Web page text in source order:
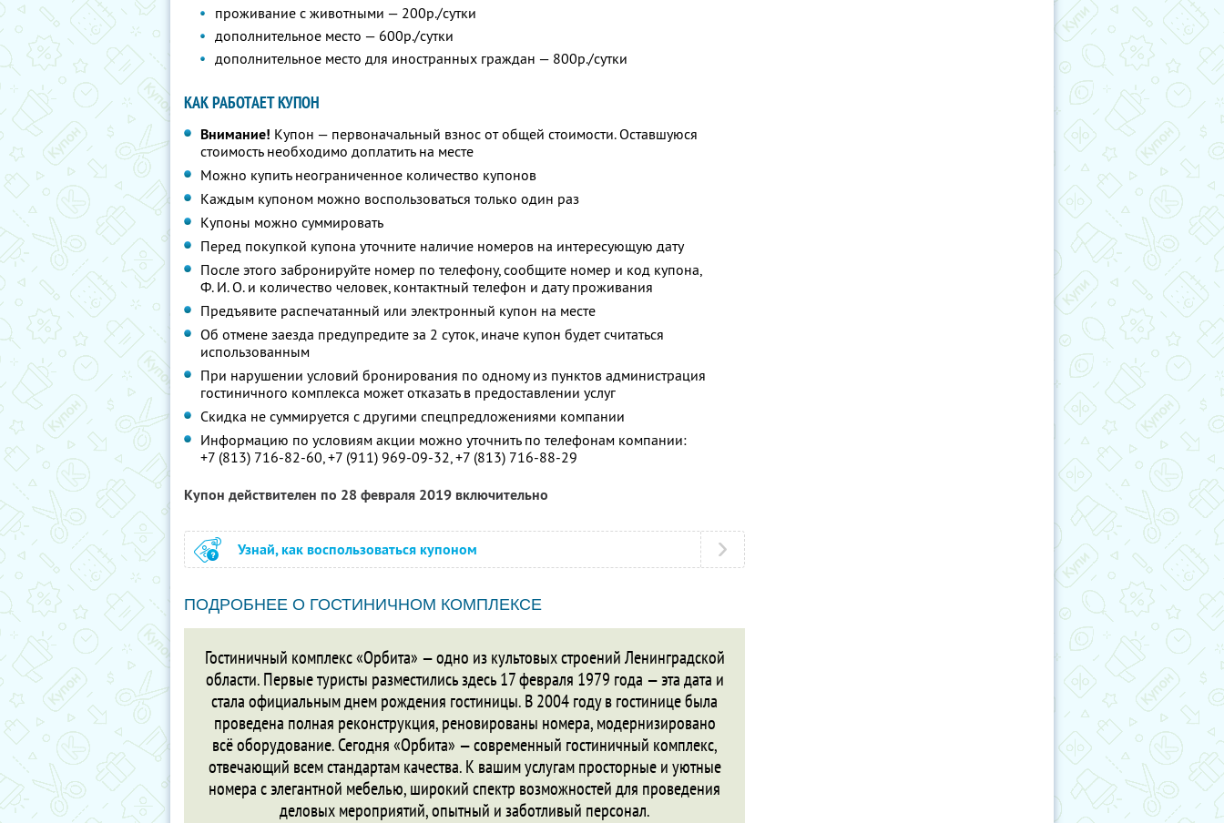
проживание с животными — 200р./сутки
дополнительное место — 600р./сутки
дополнительное место для иностранных граждан — 800р./сутки
КАК РАБОТАЕТ КУПОН
Внимание! Купон — первоначальный взнос от общей стоимости. Оставшуюся
стоимость необходимо доплатить на месте
Можно купить неограниченное количество купонов
Каждым купоном можно воспользоваться только один раз
Купоны можно суммировать
Перед покупкой купона уточните наличие номеров на интересующую дату
После этого забронируйте номер по телефону, сообщите номер и код купона,
Ф. И. О.и количество человек, контактный телефон и дату проживания
Предъявите распечатанный или электронный купон на месте
Об отмене заезда предупредите за 2 суток, иначе купон будет считаться
использованным
При нарушении условий бронирования по одному из пунктов администрация
гостиничного комплекса может отказать в предоставлении услуг
Скидка не суммируется с другими спецпредложениями компании
Информацию по условиям акции можно уточнить по телефонам компании:
+7 (813) 716-82-60, +7 (911) 969-09-32, +7 (813) 716-88-29
Купон действителен по 28 февраля 2019 включительно
Узнай, как воспользоваться купоном
ПОДРОБНЕЕ О ГОСТИНИЧНОМ КОМПЛЕКСЕ
Гостиничный комплекс «Орбита» — одно из культовых строений Ленинградской
области. Первые туристы разместились здесь 17 февраля 1979 года — эта дата и
стала официальным днем рождения гостиницы. В 2004 году в гостинице была
проведена полная реконструкция, реновированы номера, модернизировано
всё оборудование. Сегодня «Орбита» — современный гостиничный комплекс,
отвечающий всем стандартам качества. К вашим услугам просторные и уютные
номера с элегантной мебелью, широкий спектр возможностей для проведения
деловых мероприятий, опытный и заботливый персонал.